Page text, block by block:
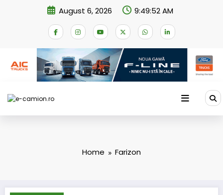
August 6, 2026 9:49:52 AM
Home Farizon